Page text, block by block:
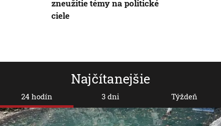
Najčítanejšie
24 hodín 3 dni Týždeň
zneužitie témy na politické
ciele